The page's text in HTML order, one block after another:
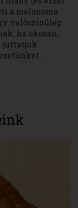
a melanoma
valószínűleg
ha okosan,
juttatjuk